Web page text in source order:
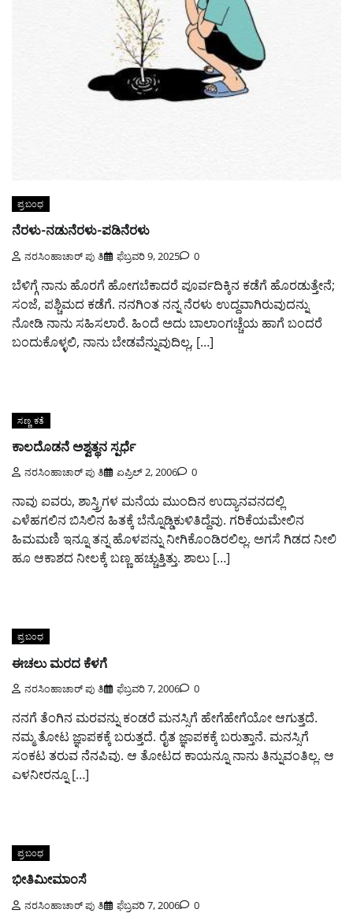
ಪ್ರಬಂಧ
ನೆರಳು-ನಡುನೆರಳು-ಪಡಿನೆರಳು
ನರಸಿಂಹಾಚಾರ್ ಪು ತಿ ಫೆಬ್ರವರಿ 9, 2025 0
ಬೆಳಿಗ್ಗೆ ನಾನು ಹೊರಗೆ ಹೋಗಬೆಕಾದರೆ ಪೂರ್ವದಿಕ್ಕಿನ ಕಡೆಗೆ ಹೊರಡುತ್ತೇನೆ;
ಸಂಜೆ, ಪಶ್ಚಿಮದ ಕಡೆಗೆ. ನನಗಿಂತ ನನ್ನ ನೆರಳು ಉದ್ದವಾಗಿರುವುದನ್ನು
ನೋಡಿ ನಾನು ಸಹಿಸಲಾರೆ. ಹಿಂದೆ ಅದು ಬಾಲಾಂಗಚ್ಚೆಯ ಹಾಗೆ ಬಂದರೆ
ಬಂದುಕೊಳ್ಳಲಿ, ನಾನು ಬೇಡವೆನ್ನುವುದಿಲ್ಲ, […]
ಸಣ್ಣ ಕತೆ
ಕಾಲದೊಡನೆ ಅಶ್ವತ್ಥನ ಸ್ಪರ್ಧೆ
ನರಸಿಂಹಾಚಾರ್ ಪು ತಿ ಏಪ್ರಿಲ್ 2, 2006 0
ನಾವು ಐವರು, ಶಾಸ್ತ್ರಿಗಳ ಮನೆಯ ಮುಂದಿನ ಉದ್ಯಾನವನದಲ್ಲಿ
ಎಳೆಹಗಲಿನ ಬಿಸಿಲಿನ ಹಿತಕ್ಕೆ ಬೆನ್ನೊಡ್ಡಿಕುಳಿತಿದ್ದೆವು. ಗರಿಕೆಯಮೇಲಿನ
ಹಿಮಮಣಿ ಇನ್ನೂ ತನ್ನ ಹೊಳಪನ್ನು ನೀಗಿಕೊಂಡಿರಲಿಲ್ಲ. ಅಗಸೆ ಗಿಡದ ನೀಲಿ
ಹೂ ಆಕಾಶದ ನೀಲಕ್ಕೆ ಬಣ್ಣ ಹಚ್ಚುತ್ತಿತ್ತು. ಶಾಲು […]
ಪ್ರಬಂಧ
ಈಚಲು ಮರದ ಕೆಳಗೆ
ನರಸಿಂಹಾಚಾರ್ ಪು ತಿ ಫೆಬ್ರವರಿ 7, 2006 0
ನನಗೆ ತೆಂಗಿನ ಮರವನ್ನು ಕಂಡರೆ ಮನಸ್ಸಿಗೆ ಹೇಗೆಹೇಗೆಯೋ ಆಗುತ್ತದೆ.
ನಮ್ಮ ತೋಟ ಜ್ಞಾಪಕಕ್ಕೆ ಬರುತ್ತದೆ. ರೈತ ಜ್ಞಾಪಕಕ್ಕೆ ಬರುತ್ತಾನೆ. ಮನಸ್ಸಿಗೆ
ಸಂಕಟ ತರುವ ನೆನಪಿವು. ಆ ತೋಟದ ಕಾಯನ್ನೂ ನಾನು ತಿನ್ನುವಂತಿಲ್ಲ. ಆ
ಎಳನೀರನ್ನೂ […]
ಪ್ರಬಂಧ
ಭೀತಿಮೀಮಾಂಸೆ
ನರಸಿಂಹಾಚಾರ್ ಪು ತಿ ಫೆಬ್ರವರಿ 7, 2006 0